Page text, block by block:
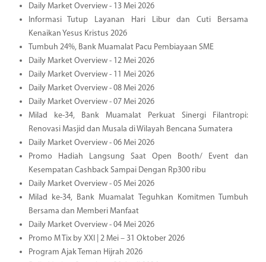
Daily Market Overview - 13 Mei 2026
Informasi Tutup Layanan Hari Libur dan Cuti Bersama
Kenaikan Yesus Kristus 2026
Tumbuh 24%, Bank Muamalat Pacu Pembiayaan SME
Daily Market Overview - 12 Mei 2026
Daily Market Overview - 11 Mei 2026
Daily Market Overview - 08 Mei 2026
Daily Market Overview - 07 Mei 2026
Milad ke-34, Bank Muamalat Perkuat Sinergi Filantropi:
Renovasi Masjid dan Musala di Wilayah Bencana Sumatera
Daily Market Overview - 06 Mei 2026
Promo Hadiah Langsung Saat Open Booth/ Event dan
Kesempatan Cashback Sampai Dengan Rp300 ribu
Daily Market Overview - 05 Mei 2026
Milad ke-34, Bank Muamalat Teguhkan Komitmen Tumbuh
Bersama dan Memberi Manfaat
Daily Market Overview - 04 Mei 2026
Promo M Tix by XXI | 2 Mei – 31 Oktober 2026
Program Ajak Teman Hijrah 2026